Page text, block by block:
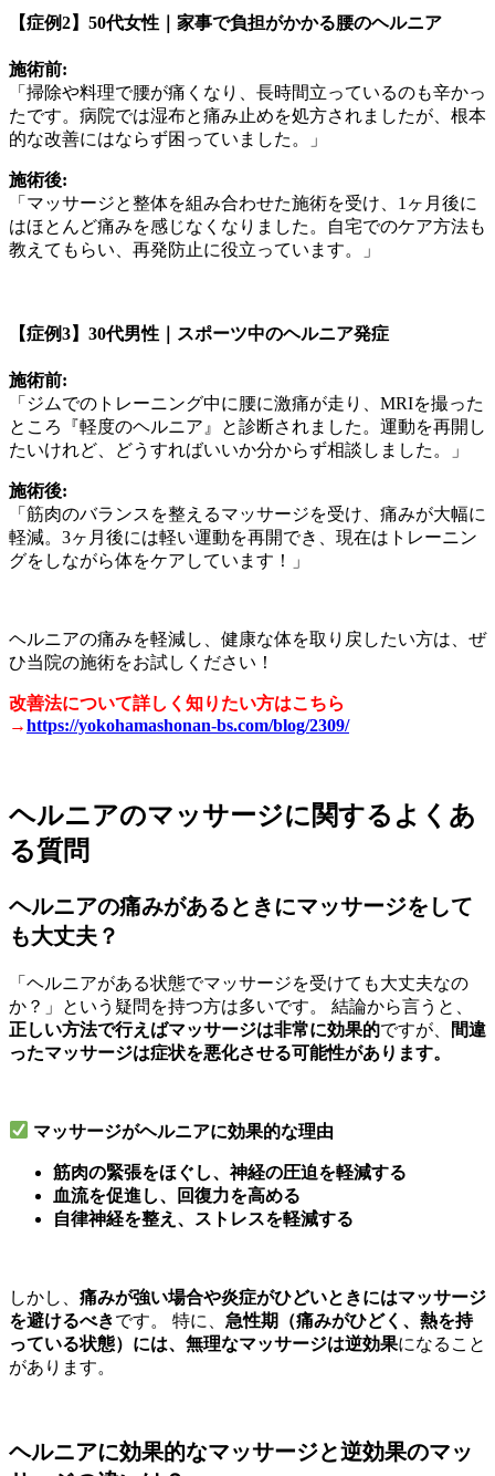
【症例2】50代女性｜家事で負担がかかる腰のヘルニア
施術前:
「掃除や料理で腰が痛くなり、長時間立っているのも辛かっ
たです。病院では湿布と痛み止めを処方されましたが、根本
的な改善にはならず困っていました。」
施術後:
「マッサージと整体を組み合わせた施術を受け、1ヶ月後に
はほとんど痛みを感じなくなりました。自宅でのケア方法も
教えてもらい、再発防止に役立っています。」
【症例3】30代男性｜スポーツ中のヘルニア発症
施術前:
「ジムでのトレーニング中に腰に激痛が走り、MRIを撮った
ところ『軽度のヘルニア』と診断されました。運動を再開し
たいけれど、どうすればいいか分からず相談しました。」
施術後:
「筋肉のバランスを整えるマッサージを受け、痛みが大幅に
軽減。3ヶ月後には軽い運動を再開でき、現在はトレーニン
グをしながら体をケアしています！」
ヘルニアの痛みを軽減し、健康な体を取り戻したい方は、ぜ
ひ当院の施術をお試しください！
改善法について詳しく知りたい方はこちら
→https://yokohamashonan-bs.com/blog/2309/
ヘルニアのマッサージに関するよくあ
る質問
ヘルニアの痛みがあるときにマッサージをして
も大丈夫？
「ヘルニアがある状態でマッサージを受けても大丈夫なの
か？」という疑問を持つ方は多いです。 結論から言うと、
正しい方法で行えばマッサージは非常に効果的ですが、
間違
ったマッサージは症状を悪化させる可能性があります。
マッサージがヘルニアに効果的な理由
筋肉の緊張をほぐし、神経の圧迫を軽減する
血流を促進し、回復力を高める
自律神経を整え、ストレスを軽減する
しかし、 痛みが強い場合や炎症がひどいときにはマッサージ
を避けるべきです。 特に、 急性期（痛みがひどく、熱を持
っている状態）には、無理なマッサージは逆効果になること
があります。
ヘルニアに効果的なマッサージと逆効果のマッ